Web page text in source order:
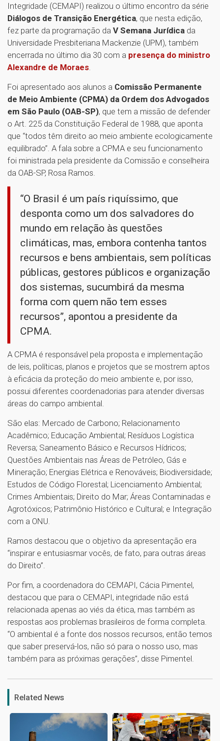
Integridade (CEMAPI) realizou o último encontro da série
Diálogos de Transição Energética, que nesta edição,
fez parte da programação da V Semana Jurídica da
Universidade Presbiteriana Mackenzie (UPM), também
encerrada no último dia 30 com a presença do ministro
Alexandre de Moraes
Foi apresentado aos alunos a Comissão Permanente
de Meio Ambiente (CPMA) da Ordem dos Advogados
em São Paulo (OAB-SP), que tem a missão de defender
o Art. 225 da Constituição Federal de 1988, que aponta
que “todos têm direito ao meio ambiente ecologicamente
equilibrado”. A fala sobre a CPMA e seu funcionamento
foi ministrada pela presidente da Comissão e conselheira
da OAB-SP, Rosa Ramos.
“O Brasil é um país riquíssimo, que
desponta como um dos salvadores do
mundo em relação às questões
climáticas, mas, embora contenha tantos
recursos e bens ambientais, sem políticas
públicas, gestores públicos e organização
dos sistemas, sucumbirá da mesma
forma com quem não tem esses
recursos”, apontou a presidente da
CPMA.
A CPMA é responsável pela proposta e implementação
de leis, políticas, planos e projetos que se mostrem aptos
à eficácia da proteção do meio ambiente e, por isso,
possui diferentes coordenadorias para atender diversas
áreas do campo ambiental.
São elas: Mercado de Carbono; Relacionamento
Acadêmico; Educação Ambiental; Resíduos Logística
Reversa; Saneamento Básico e Recursos Hídricos;
Questões Ambientais nas Áreas de Petróleo, Gás e
Mineração; Energias Elétrica e Renováveis; Biodiversidade;
Estudos de Código Florestal; Licenciamento Ambiental;
Crimes Ambientais; Direito do Mar; Áreas Contaminadas e
Agrotóxicos; Patrimônio Histórico e Cultural; e Integração
com a ONU.
Ramos destacou que o objetivo da apresentação era
“inspirar e entusiasmar vocês, de fato, para outras áreas
do Direito”.
Por fim, a coordenadora do CEMAPI, Cácia Pimentel,
destacou que para o CEMAPI, integridade não está
relacionada apenas ao viés da ética, mas também as
respostas aos problemas brasileiros de forma completa.
“O ambiental é a fonte dos nossos recursos, então temos
que saber preservá-los, não só para o nosso uso, mas
também para as próximas gerações”, disse Pimentel.
1
Related News